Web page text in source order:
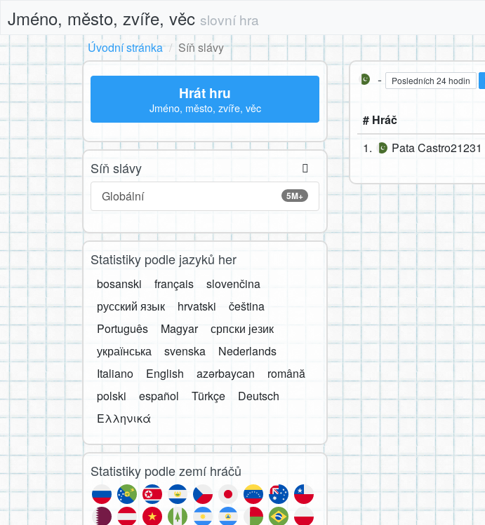
Jméno, město, zvíře, věc slovní hra
Úvodní stránka
Síň slávy
- Posledních 24 hodin
# Hráč
1.
Pata Castro21231
Hrát hru
Jméno, město, zvíře, věc
Síň slávy
5M+
Globální
Statistiky podle jazyků her
bosanski français
slovenčina
русский язык
hrvatski
čeština
Português
Magyar
српски језик
українська
svenska
Nederlands
Italiano
English azərbaycan
română
polski
español Türkçe
Deutsch
Ελληνικά
Statistiky podle zemí hráčů